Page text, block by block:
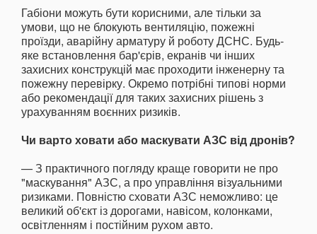
Габіони можуть бути корисними, але тільки за
умови, що не блокують вентиляцію, пожежні
проїзди, аварійну арматуру й роботу ДСНС. Будь-
яке встановлення бар'єрів, екранів чи інших
захисних конструкцій має проходити інженерну та
пожежну перевірку. Окремо потрібні типові норми
або рекомендації для таких захисних рішень з
урахуванням воєнних ризиків.
Чи варто ховати або маскувати АЗС від дронів?
— З практичного погляду краще говорити не про
"маскування" АЗС, а про управління візуальними
ризиками. Повністю сховати АЗС неможливо: це
великий об'єкт із дорогами, навісом, колонками,
освітленням і постійним рухом авто.